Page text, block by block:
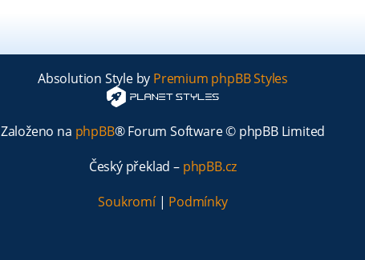
Absolution Style by Premium phpBB Styles
Založeno na phpBB® Forum Software © phpBB Limited
Český překlad – phpBB.cz
Soukromí| Podmínky